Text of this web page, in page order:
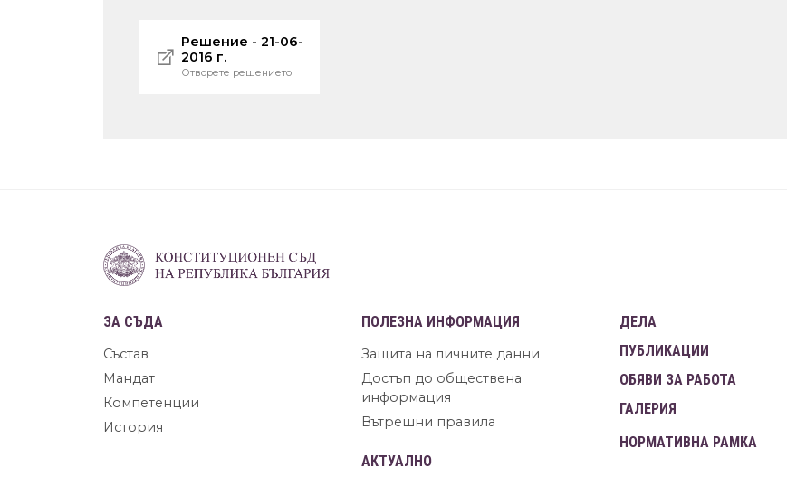
Решение - 21-06-
2016 г.
Отворете решението
ЗА СЪДА
Състав
Мандат
Компетенции
История
ПОЛЕЗНА ИНФОРМАЦИЯ
Защита на личните данни
Достъп до обществена
информация
Вътрешни правила
АКТУАЛНО
ДЕЛА
ПУБЛИКАЦИИ
ОБЯВИ ЗА РАБОТА
ГАЛЕРИЯ
НОРМАТИВНА РАМКА